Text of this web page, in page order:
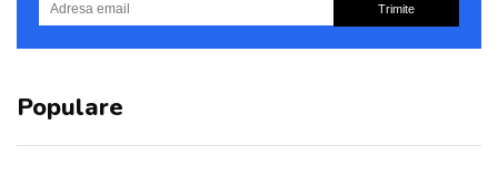
Trimite
Populare